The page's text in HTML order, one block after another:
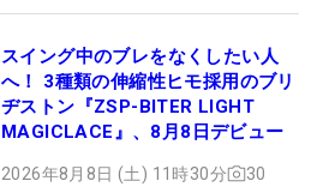
スイング中のブレをなくしたい人
へ！ 3種類の伸縮性ヒモ採用のブリ
ヂストン『ZSP-BITER LIGHT
MAGICLACE』、8月8日デビュー
2026年8月8日 (土) 11時30分 30